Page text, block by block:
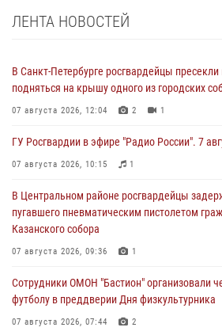
ЛЕНТА НОВОСТЕЙ
В Санкт-Петербурге росгвардейцы
подняться на крышу одного из городских
07 августа 2026, 12:04 2 1
ГУ Росгвардии в эфире "Радио России". 7
07 августа 2026, 10:15 1
В Центральном районе росгвардейцы
пугавшего пневматическим пистолетом
Казанского собора
07 августа 2026, 09:36 1
Сотрудники ОМОН "Бастион" организовали
футболу в преддверии Дня физкультурника
07 августа 2026, 07:44 2